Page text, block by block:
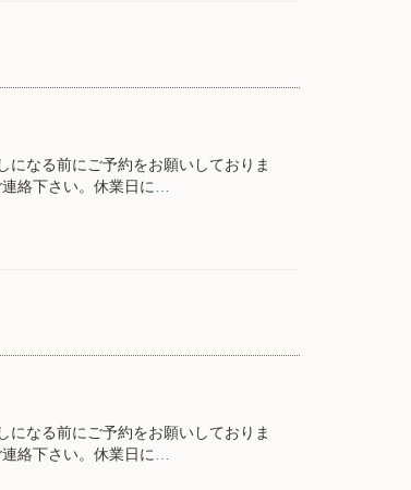
なる前にご予約をお願いしておりま
絡下さい。休業日に…
なる前にご予約をお願いしておりま
絡下さい。休業日に